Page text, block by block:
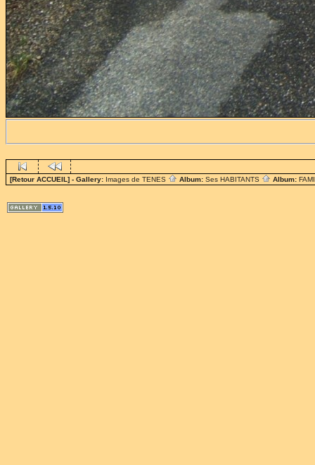
[Retour ACCUEIL] - Gallery: Images de TENES Album: Ses HABITANTS Album: